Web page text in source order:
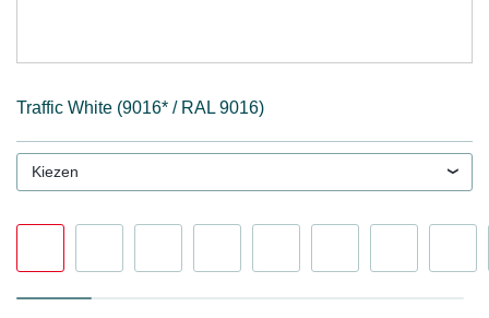
Traffic White (9016* / RAL 9016)
Kiezen